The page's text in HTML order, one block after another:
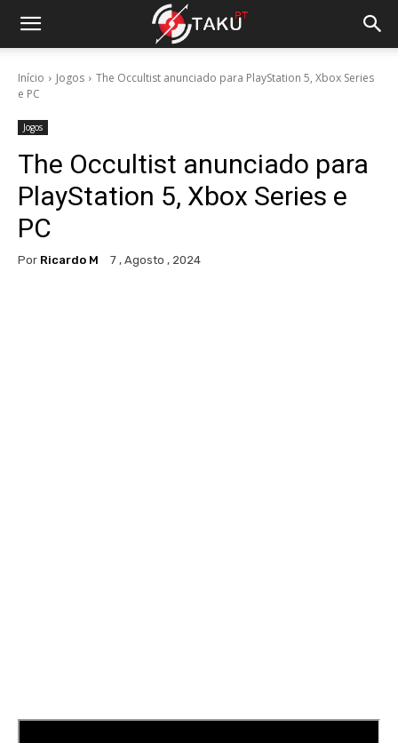
Início Jogos
The Occultist anunciado para PlayStation 5, Xbox Series
e PC
Jogos
The Occultist anunciado para
PlayStation 5, Xbox Series e
PC
Por Ricardo M 7 , Agosto , 2024